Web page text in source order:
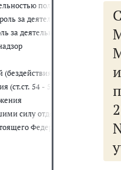
полиции (ст.ст. 49 - 53)
за деятельностью полиции
за деятельностью полиции
сотрудника
54 - 56)
силу отдельных
Федерального закона